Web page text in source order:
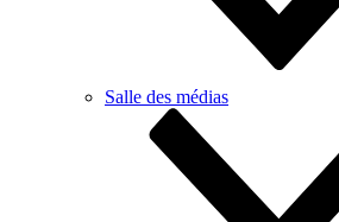
Salle des médias